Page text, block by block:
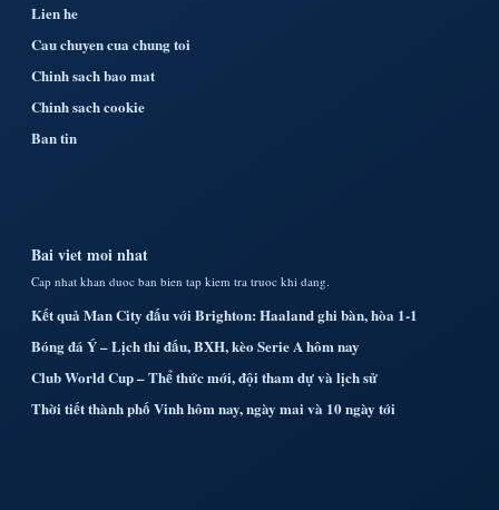
Lien he
Cau chuyen cua chung toi
Chinh sach bao mat
Chinh sach cookie
Ban tin
Bai viet moi nhat
Cap nhat khan duoc ban bien tap kiem tra truoc khi dang.
Kết quả Man City đấu với Brighton: Haaland ghi bàn, hòa 1-1
Bóng đá Ý – Lịch thi đấu, BXH, kèo Serie A hôm nay
Club World Cup – Thể thức mới, đội tham dự và lịch sử
Thời tiết thành phố Vinh hôm nay, ngày mai và 10 ngày tới